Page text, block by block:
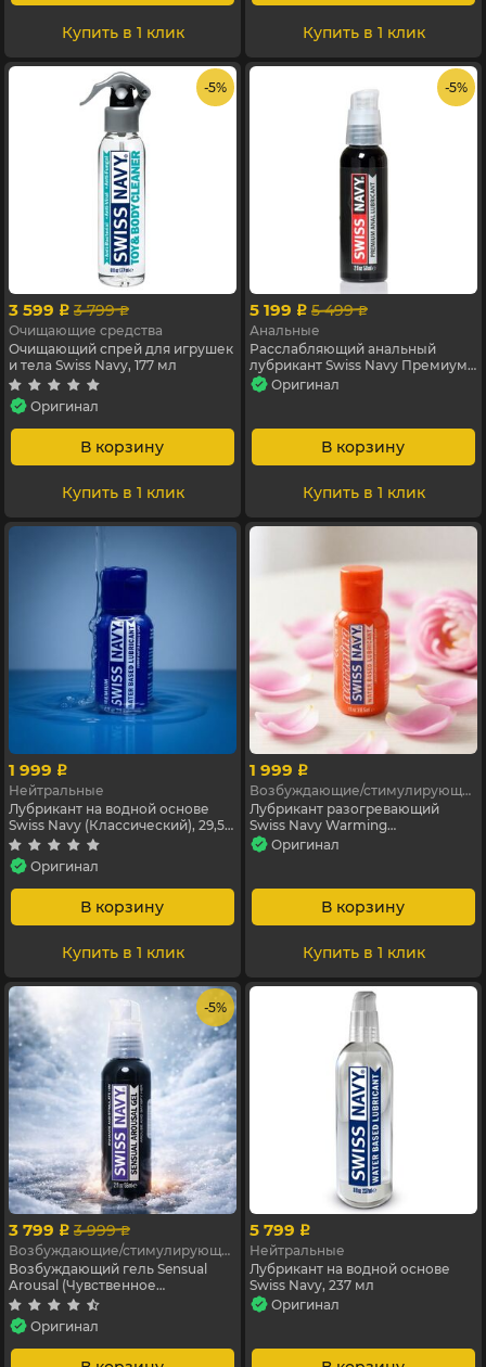
Купить в 1 клик Купить в 1 клик
- 5%
3 599 p 3 799 p
Очищающие средства
Очищающий спрей для игрушек
и тела Swiss Navy, 177 мл
Оригинал
В корзину
Купить в 1 клик
- 5%
5 199 p 5 499 p
Анальные
Расслабляющий анальный
лубрикант Swiss Navy Премиум,
59 млОригинал
В корзину
Купить в 1 клик
1 999 p
Нейтральные
Лубрикант на водной основе
Swiss Navy (Классический), 29,5
мл
Оригинал
В корзину
Купить в 1 клик
1 999 p
Возбуждающие/стимулирующие
Лубрикант разогревающий
Swiss Navy Warming
(Согревающий), 29,5 мл
Оригинал
В корзину
Купить в 1 клик
- 5%
3 799 p 3 999 p
Возбуждающие/стимулирующие
Возбуждающий гель Sensual
Arousal (Чувственное
скольжение) , 59 мл
Оригинал
5 799 p
Нейтральные
Лубрикант на водной основе
Swiss Navy, 237 мл
Оригинал